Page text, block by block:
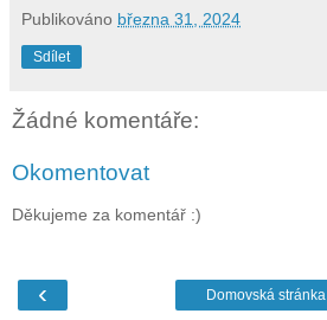
Publikováno března 31, 2024
Sdílet
Žádné komentáře:
Okomentovat
Děkujeme za komentář :)
‹ Domovská stránka